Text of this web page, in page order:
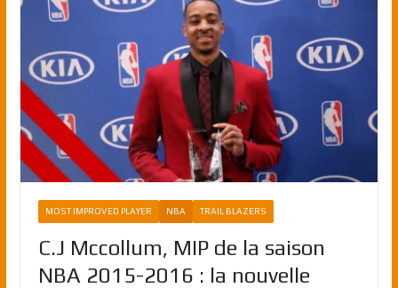
MOST IMPROVED PLAYER NBA TRAIL BLAZERS
C.J Mccollum, MIP de la saison
NBA 2015-2016 : la nouvelle